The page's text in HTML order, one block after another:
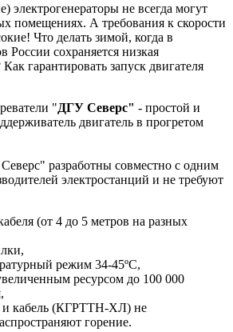
электрогенераторы не всегда могут
помещениях. А требования к скорости
Что делать зимой, когда в
России сохраняется низкая
гарантировать запуск двигателя
"ДГУ Северс" - простой и
двигатель в прогретом
разработны совместно с одним
электростанций и не требуют
(от 4 до 5 метров на разных
режим 34-45ºС,
ресурсом до 100 000
и кабель (КГРТТН-ХЛ) не
горение.